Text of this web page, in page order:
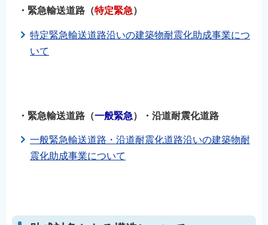
・緊急輸送道路（特定緊急）
特定緊急輸送道路沿いの建築物耐震化助成事業につ
いて
・緊急輸送道路（一般緊急）・沿道耐震化道路
一般緊急輸送道路・沿道耐震化道路沿いの建築物耐
震化助成事業について